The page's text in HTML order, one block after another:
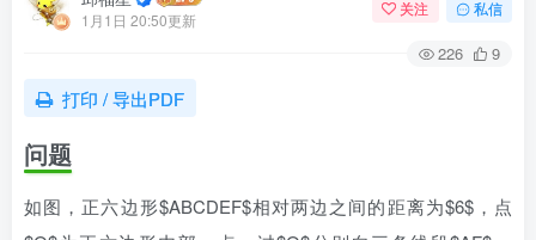
1月1日 20:50更新
关注 私信
226 9
打印 / 导出PDF
问题
如图，正六边形$ABCDEF$相对两边之间的距离为$6$，点